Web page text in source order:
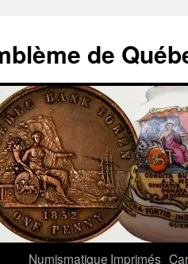
de
Numismatique Imprimés